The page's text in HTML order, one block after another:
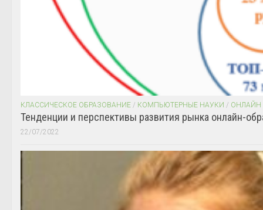
КЛАССИЧЕСКОЕ ОБРАЗОВАНИЕ / КОМПЬЮТЕРНЫЕ НАУКИ / ОНЛАЙН
Тенденции и перспективы развития рынка онлайн-
22/07/2022